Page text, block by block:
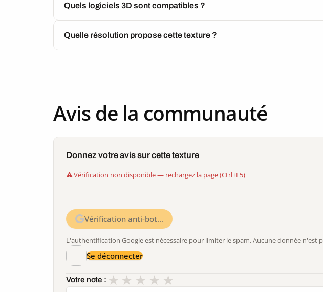
Quels logiciels 3D sont compatibles ?
Quelle résolution propose cette texture ?
Avis de la communauté
Donnez votre avis sur cette texture
Vérification non disponible — rechargez la page (Ctrl+F5)
Vérification anti-bot…
L'authentification Google est nécessaire pour limiter le spam. Aucune donnée
Se déconnecter
Votre note : ★
★
★
★
★